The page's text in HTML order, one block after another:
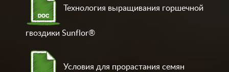
Технология выращивания горшечной
гвоздики Sunflor®
Условия для прорастания семян